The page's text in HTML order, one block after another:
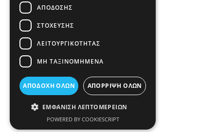
ΑΠΌΔΟΣΗΣ
ΣΤΌΧΕΥΣΗΣ
ΛΕΙΤΟΥΡΓΙΚΌΤΗΤΑΣ
ΜΗ ΤΑΞΙΝΟΜΗΜΈΝΑ
ΑΠΟΔΟΧΉ ΌΛΩΝ ΑΠΌΡΡΙΨΗ ΌΛΩΝ
ΕΜΦΆΝΙΣΗ ΛΕΠΤΟΜΕΡΕΙΏΝ
POWERED BY COOKIESCRIPT